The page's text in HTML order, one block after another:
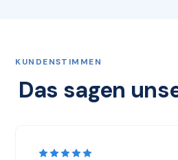
KUNDENSTIMMEN
Das sagen